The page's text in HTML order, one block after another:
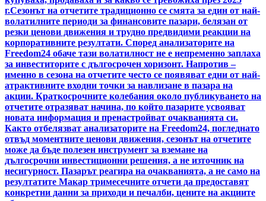
г.Сезонът на отчетите традиционно се смята за един от най-
волатилните периоди за финансовите пазари, белязан от
резки ценови движения и трудно предвидими реакции на
корпоративните резултати. Според анализаторите на
Freedom24 обаче тази волатилност не е непременно заплаха
за инвеститорите с дългосрочен хоризонт. Напротив –
именно в сезона на отчетите често се появяват едни от най-
атрактивните входни точки за навлизане в пазара на
акции. Краткосрочните колебания около публикуването на
отчетите отразяват начина, по който пазарите усвояват
новата информация и пренастройват очакванията си.
Както отбелязват анализаторите на Freedom24, погледнато
отвъд моментните ценови движения, сезонът на отчетите
може да бъде полезен инструмент за вземане на
дългосрочни инвестиционни решения, а не източник на
несигурност. Пазарът реагира на очакванията, а не само на
резултатите Макар тримесечните отчети да предоставят
конкретни данни за приходи и печалби, цените на акциите